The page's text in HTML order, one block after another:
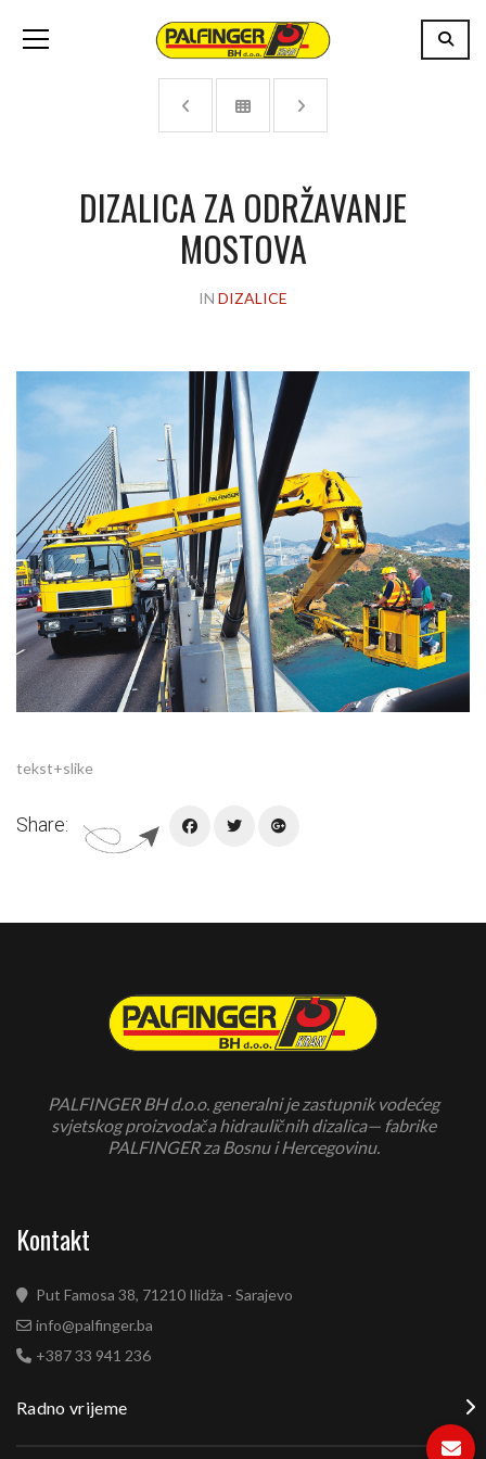
DIZALICA ZA ODRŽAVANJE
MOSTOVA
IN DIZALICE
tekst+slike
Share:
PALFINGER BH d.o.o. generalni je zastupnik vodećeg
svjetskog proizvodača hidrauličnih dizalica— fabrike
PALFINGER za Bosnu i Hercegovinu.
Kontakt
Put Famosa 38, 71210 Ilidža - Sarajevo
info@palfinger.ba
+387 33 941 236
Radno vrijeme